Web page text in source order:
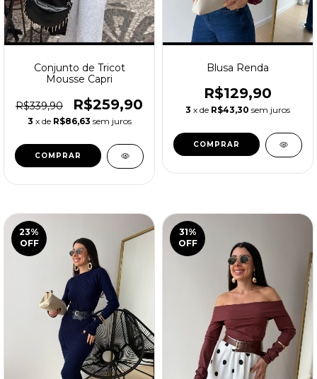
Conjunto de Tricot
Mousse Capri
R$339,90 R$259,90
3 x de R$86,63 sem juros
COMPRAR
Blusa Renda
R$129,90
3 x de R$43,30 sem juros
COMPRAR
23%
OFF
31%
OFF